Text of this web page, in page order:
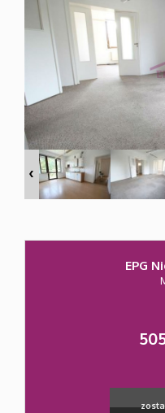
EPG